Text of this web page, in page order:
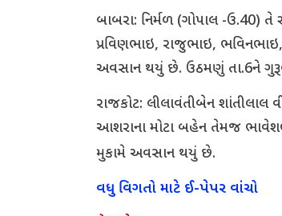
બાબરા: નિર્મળ (ગોપાલ -ઉ.40)
પ્રવિણભાઇ, રાજુભાઇ,
અવસાન થયું છે. ઉઠમણું તા.6ને
રાજકોટ: લીલાવંતીબેન શાંતીલાલ
આશરાના મોટા બહેન તેમજ
મુકામે અવસાન થયું છે.
વધુ વિગતો માટે ઈ-પેપર વાંચો